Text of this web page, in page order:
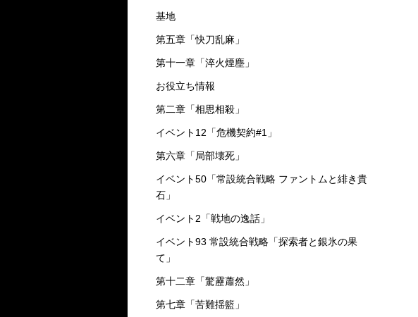
基地
第五章「快刀乱麻」
第十一章「淬火煙塵」
お役立ち情報
第二章「相思相殺」
イベント12「危機契約#1」
第六章「局部壊死」
イベント50「常設統合戦略 ファントムと緋き貴
石」
イベント2「戦地の逸話」
イベント93 常設統合戦略「探索者と銀氷の果
て」
第十二章「驚靂蕭然」
第七章「苦難揺籃」